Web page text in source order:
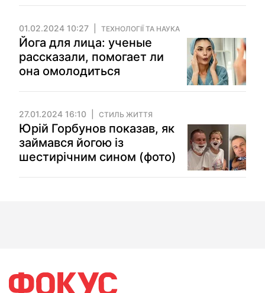
01.02.2024 10:27 ТЕХНОЛОГІЇ ТА НАУКА
Йога для лица: ученые
рассказали, помогает ли
она омолодиться
27.01.2024 16:10 СТИЛЬ ЖИТТЯ
Юрій Горбунов показав, як
займався йогою із
шестирічним сином (фото)